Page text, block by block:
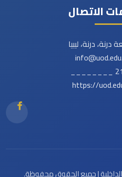
الاتصال
درنة، درنة، ليبيا
https://